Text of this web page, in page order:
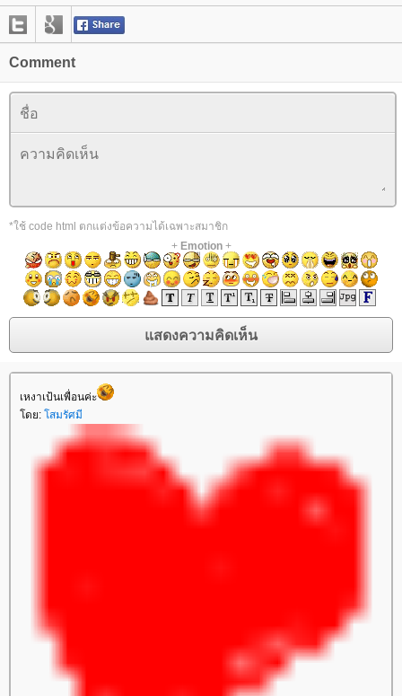
Comment
*ใช้ code html ตกแต่งข้อความได้เฉพาะสมาชิก
+ Emotion+
เหงาเป้นเพื่อนค่ะ
โดย: โสมรัศมี